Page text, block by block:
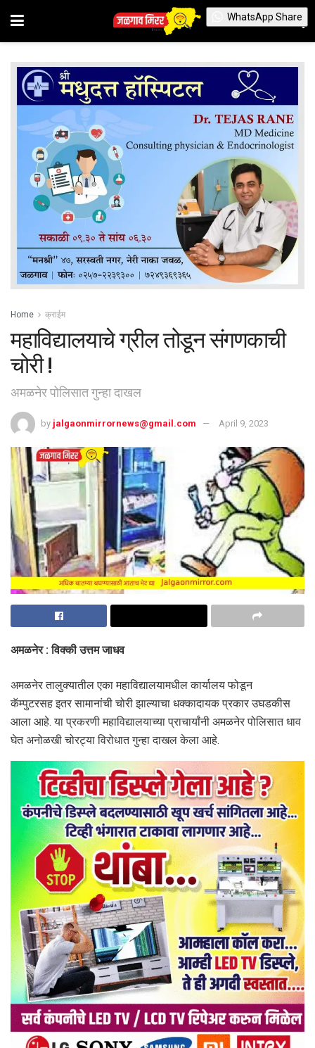
Home क्राईम
महाविद्यालयाचे ग्रील तोडून संगणकाची
चोरी !
अमळनेर पोलिसात गुन्हा दाखल
by jalgaonmirrornews@gmail.com April 9, 2023
अमळनेर : विक्की उत्तम जाधव
अमळनेर तालुक्यातील एका महाविद्यालयामधील कार्यालय फोडून
कॅम्पुटरसह इतर सामानांची चोरी झाल्याचा धक्कादायक प्रकार उघडकीस
आला आहे. या प्रकरणी महाविद्यालयाच्या प्राचार्यांनी अमळनेर पोलिसात धाव
घेत अनोळखी चोरट्या विरोधात गुन्हा दाखल केला आहे.
WhatsApp Share